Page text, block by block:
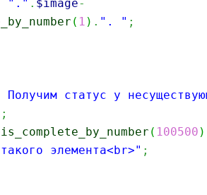
"." . $image-
( 1 ) . ". " ;
статус у
;
is_complete_by_number ( 100500 )
элемента<br>" ;